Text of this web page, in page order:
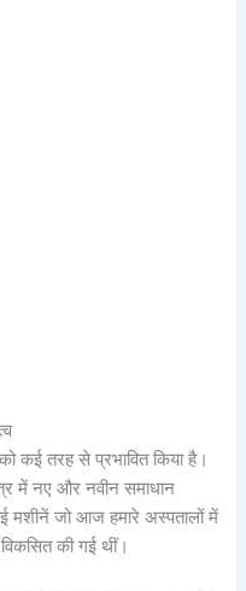
कई तरह से प्रभावित किया है।
में नए और नवीन समाधान
मशीनें जो आज हमारे अस्पतालों में
की गई थीं।